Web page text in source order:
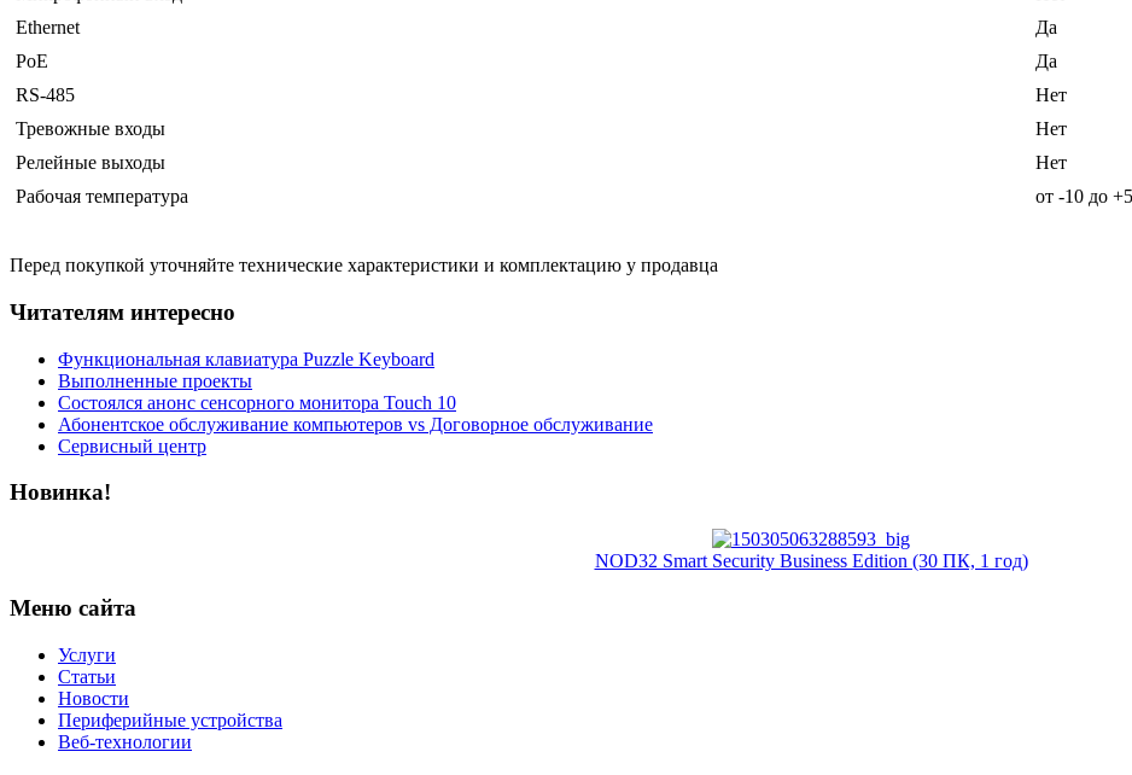
Ethernet
Да
PoE
Да
RS-485
Нет
Тревожные входы
Нет
Релейные выходы
Нет
Рабочая температура
от -10 до
Перед покупкой уточняйте технические характеристики и комплектацию у продавца
Читателям интересно
Функциональная клавиатура Puzzle Keyboard
Выполненные проекты
Состоялся анонс сенсорного монитора Touch 10
Абонентское обслуживание компьютеров vs Договорное обслуживание
Сервисный центр
Новинка!
NOD32 Smart Security Business Edition (30 ПК, 1 год)
Меню сайта
Услуги
Статьи
Новости
Периферийные устройства
Веб-технологии